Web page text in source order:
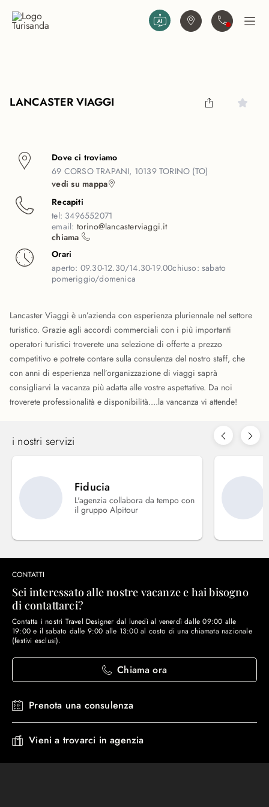
Trova agenziaContattaciApri
LANCASTER VIAGGI
Dove ci troviamo
69 CORSO TRAPANI, 10139 TORINO (TO)
vedi su mappa
Recapiti
tel: 3496552071
email: torino@lancasterviaggi.it
chiama
Orari
aperto: 09.30-12.30/14.30-19.00chiuso:sabato
pomeriggio/domenica
Lancaster Viaggi è un’azienda con esperienza pluriennale nel settore
turistico. Grazie agli accordi commerciali con i più importanti
operatori turistici troverete una selezione di offerte a prezzo
competitivo e potrete contare sulla consulenza del nostro staff, che
con anni di esperienza nell’organizzazione di viaggi saprà
consigliarvi la vacanza più adatta alle vostre aspettative. Da noi
troverete professionalità e disponibilità....la vancanza vi attende!
i nostri servizi
Fiducia
L'agenzia collabora da tempo con
il gruppo Alpitour
CONTATTI
Sei interessato alle nostre vacanze e hai bisogno
di contattarci?
Contatta i nostri Travel Designer dal lunedì al venerdì dalle 09:00 alle
19:00 e il sabato dalle 9:00 alle 13:00 al costo di una chiamata nazionale
(festivi esclusi).
Chiama ora
Prenota una consulenza
Vieni a trovarci in agenzia